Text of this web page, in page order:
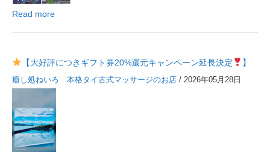
Read more
【大好評につきギフト券20%還元キャンペーン延長決定 】
癒し処ねいろ 本格タイ古式マッサージのお店 / 2026年05月28日